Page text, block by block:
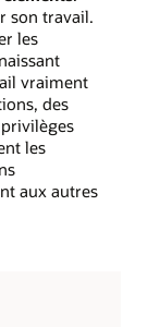
son travail.
les
vraiment
des
les
aux autres